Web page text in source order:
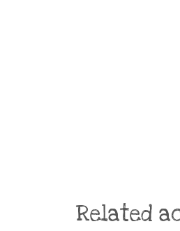
Related